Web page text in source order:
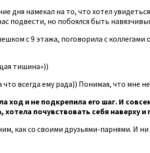
дня намекал на то, что хотел
подвести, но побоялся быть
с 9 этажа, поговорила с
тишина»))
всегда ему рада)) Понимая, что мне
ход и не подкрепила его шаг. И
почувствовать себя наверху и
как со своими друзьями-парнями. И ни